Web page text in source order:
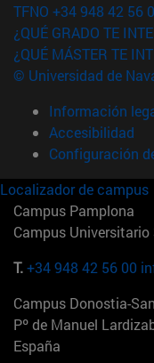
TFNO +34 948 42 56
¿QUÉ GRADO TE
¿QUÉ MÁSTER TE
© Universidad de
Información
Accesibilidad
Configuración
Localizador de campus
Campus Pamplona
Campus
T.+34 948 42 56 00
Campus Donostia-
Pº de Manuel
España